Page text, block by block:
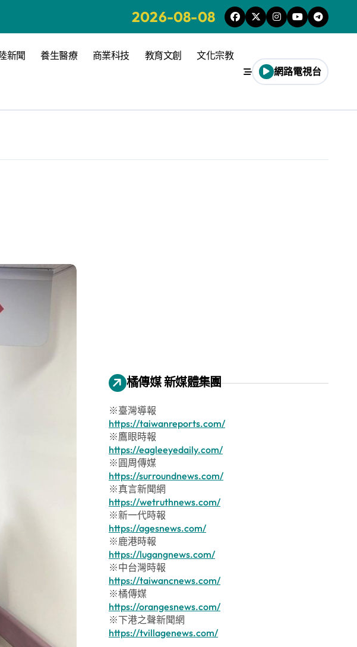
2026-08-08
新聞 養生醫療 商業科技 教育文創 文化宗教
網路電視台
橘傳媒 新媒體集團
※臺灣導報
https://taiwanreports.com/
※鷹眼時報
https://eagleeyedaily.com/
※圓周傳媒
https://surroundnews.com/
※真言新聞網
https://wetruthnews.com/
※新一代時報
https://agesnews.com/
※鹿港時報
https://lugangnews.com/
※中台灣時報
https://taiwancnews.com/
※橘傳媒
https://orangesnews.com/
※下港之聲新聞網
https://tvillagenews.com/